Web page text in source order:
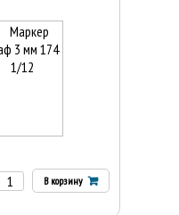
В корзину